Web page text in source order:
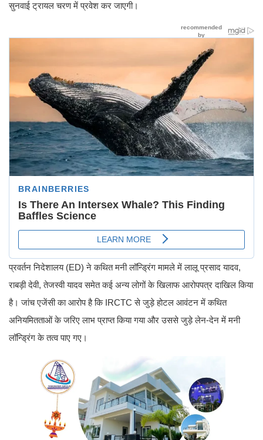
सुनवाई ट्रायल चरण में प्रवेश कर जाएगी।
प्रवर्तन निदेशालय (ED) ने कथित मनी लॉन्ड्रिंग मामले में लालू प्रसाद यादव,
राबड़ी देवी, तेजस्वी यादव समेत कई अन्य लोगों के खिलाफ आरोपपत्र दाखिल किया
है। जांच एजेंसी का आरोप है कि IRCTC से जुड़े होटल आवंटन में कथित
अनियमितताओं के जरिए लाभ प्राप्त किया गया और उससे जुड़े लेन-देन में मनी
लॉन्ड्रिंग के तत्व पाए गए।